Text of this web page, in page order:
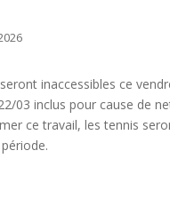
inaccessibles ce
03 inclus pour cause de
ce travail, les tennis